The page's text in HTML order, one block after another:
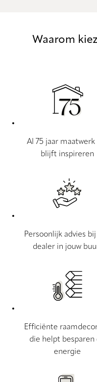
Waarom
Al 75 jaar maatwerk
blijft inspireren
Persoonlijk advies
dealer in jouw
Efficiënte
die helpt besparen
energie